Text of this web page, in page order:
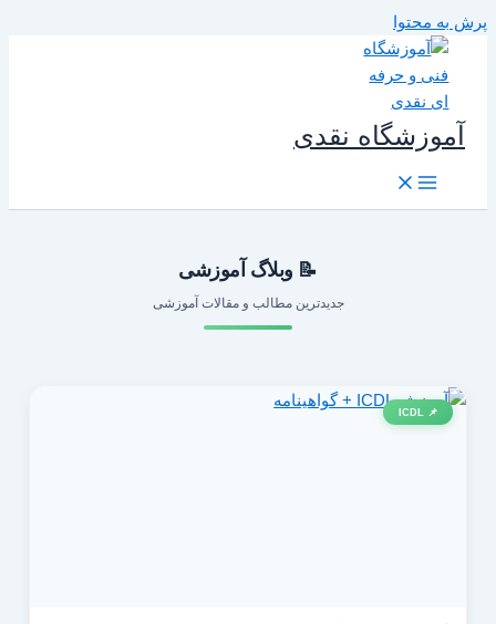
به محتوا
آموزشگاه نقدی
📝 وبلاگ آموزشی
جدیدترین مطالب و مقالات آموزشی
📌 ICDL